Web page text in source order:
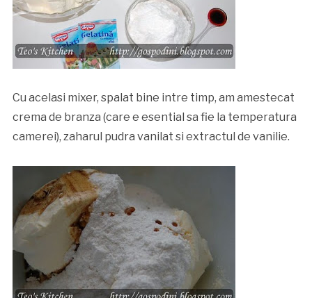
Cu acelasi mixer, spalat bine intre timp, am amestecat
crema de branza (care e esential sa fie la temperatura
camerei), zaharul pudra vanilat si extractul de vanilie.